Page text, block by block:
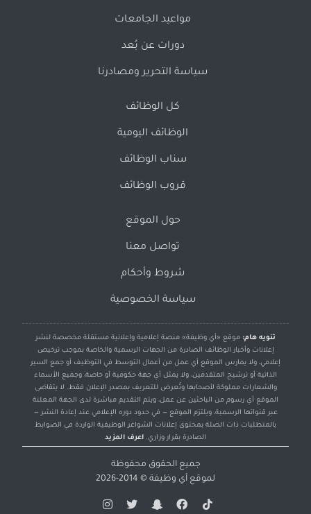
مواعيد الجامعات
دورات عن بُعد
سياسة التحرير ومصادرنا
كل الوظائف
الوظائف اليومية
سناب الوظائف
قروب الوظائف
حول الموقع
تواصل معنا
شروط وأحكام
سياسة الخصوصية
تنويه هام: موقع «أي وظيفة» منصة إعلامية وإعلانية مستقلة مخصصة لنشر
إعلانات وأخبار الوظائف الصادرة من الجهات الرسمية والخاصة بموجب ترخيص
إعلامي، ولا يمارس الموقع أي عمل من أعمال التوسط في التوظيف أو جمع السير
الذاتية أو ترشيح المتقدمين، ولا يمثل أي جهة حكومية أو خاصة، وجميع الأسماء
والشعارات مملوكة لأصحابها وتُعرض للتعريف بمصدر الإعلان فقط. لا يتقاضى
الموقع أي رسوم من الباحثين عن عمل، ويتم التقديم مباشرة لدى الجهة المعلنة
عبر قنواتها الرسمية، ويلتزم الموقع — في حدود دوره الإعلامي عند إعادة النشر —
بالمتطلبات ذات الصلة بمحتوى إعلانات الشواغر الوظيفية الواردة في الضوابط
الصادرة بقرار وزاري. اعرف المزيد
جميع الحقوق محفوظة
لموقع أي وظيفة © 2014-2026